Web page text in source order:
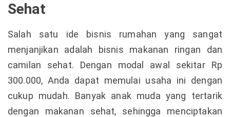
Sehat
Salah satu ide bisnis rumahan yang sangat
menjanjikan adalah bisnis makanan ringan dan
camilan sehat. Dengan modal awal sekitar Rp
300.000, Anda dapat memulai usaha ini dengan
cukup mudah. Banyak anak muda yang tertarik
dengan makanan sehat, sehingga menciptakan